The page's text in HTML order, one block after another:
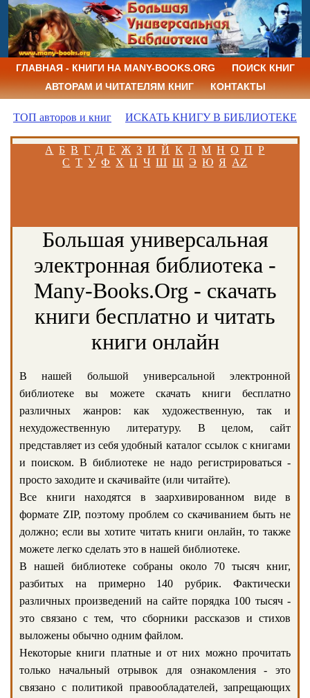
ГЛАВНАЯ - КНИГИ НА MANY-BOOKS.ORG
ПОИСК КНИГ
АВТОРАМ И ЧИТАТЕЛЯМ КНИГ
КОНТАКТЫ
ТОП авторов и книг ИСКАТЬ КНИГУ В БИБЛИОТЕКЕ
А Б В Г Д Е Ж З И Й К Л М Н О П Р
С Т У Ф Х Ц Ч Ш Щ Э Ю Я AZ
Большая универсальная
электронная библиотека -
Many-Books.Org - скачать
книги бесплатно и читать
книги онлайн
В нашей большой универсальной электронной
библиотеке вы можете скачать книги бесплатно
различных жанров: как художественную, так и
нехудожественную литературу. В целом, сайт
представляет из себя удобный каталог ссылок с книгами
и поиском. В библиотеке не надо регистрироваться -
просто заходите и скачивайте (или читайте).
Все книги находятся в заархивированном виде в
формате ZIP, поэтому проблем со скачиванием быть не
должно; если вы хотите читать книги онлайн, то также
можете легко сделать это в нашей библиотеке.
В нашей библиотеке собраны около 70 тысяч книг,
разбитых на примерно 140 рубрик. Фактически
различных произведений на сайте порядка 100 тысяч -
это связано с тем, что сборники рассказов и стихов
выложены обычно одним файлом.
Некоторые книги платные и от них можно прочитать
только начальный отрывок для ознакомления - это
связано с политикой правообладателей, запрещающих